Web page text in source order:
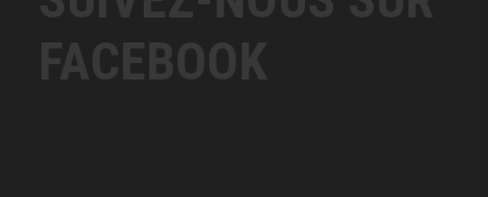
FACEBOOK